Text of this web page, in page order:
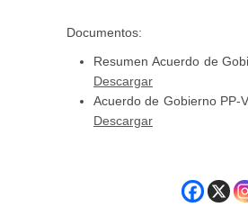
Documentos:
Resumen Acuerdo de
Descargar
Acuerdo de Gobierno PP-
Descargar